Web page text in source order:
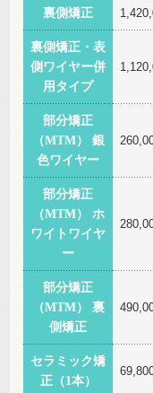
裏側矯正
裏側矯正・表
側ワイヤー併
用タイプ
部分矯正
（MTM） 銀
色ワイヤー
部分矯正
（MTM） ホ
ワイトワイヤ
ー
部分矯正
（MTM） 裏
側矯正
セラミック矯
正（1本）